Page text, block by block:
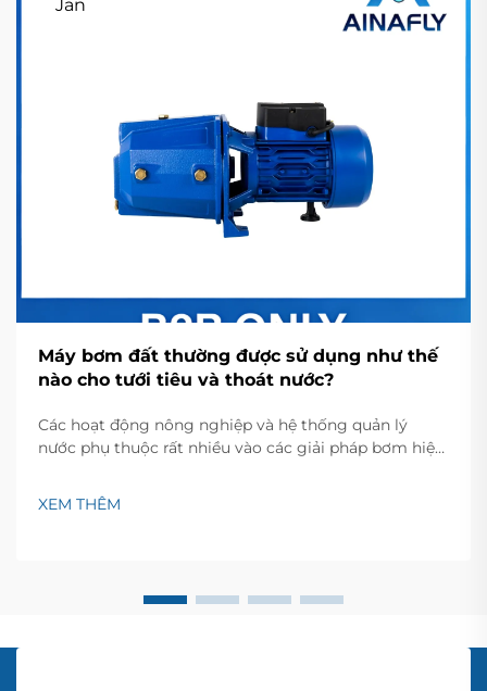
Jan
Máy bơm đất thường được sử dụng như thế
nào cho tưới tiêu và thoát nước?
Các hoạt động nông nghiệp và hệ thống quản lý
nước phụ thuộc rất nhiều vào các giải pháp bơm hiệu
trên các loại địa hình khác nhau. Máy bơm trên cạn
đóng vai trò là thành phần then chốt trong sản xuất
XEM THÊM